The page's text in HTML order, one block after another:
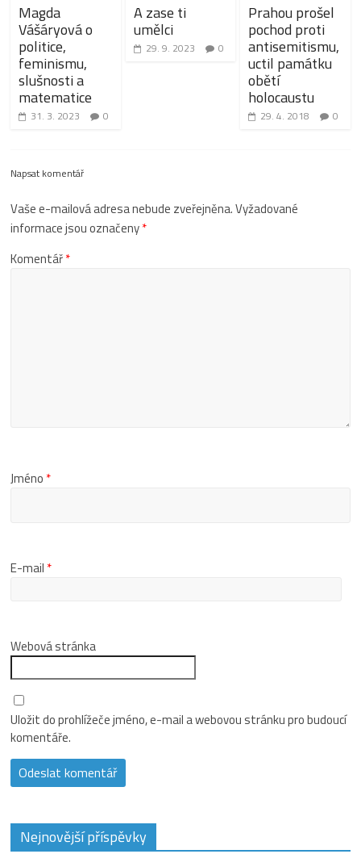
Magda
Vášáryová o
politice,
feminismu,
slušnosti a
matematice
31. 3. 2023 0
A zase ti
umělci
29. 9. 2023 0
Prahou prošel
pochod proti
antisemitismu,
uctil památku
obětí
holocaustu
29. 4. 2018 0
Napsat komentář
Vaše e-mailová adresa nebude zveřejněna.Vyžadované
informace jsou označeny*
Komentář*
Jméno *
E-mail *
Webová stránka
Uložit do prohlížeče jméno, e-mail a webovou stránku pro budoucí
komentáře.
Nejnovější příspěvky